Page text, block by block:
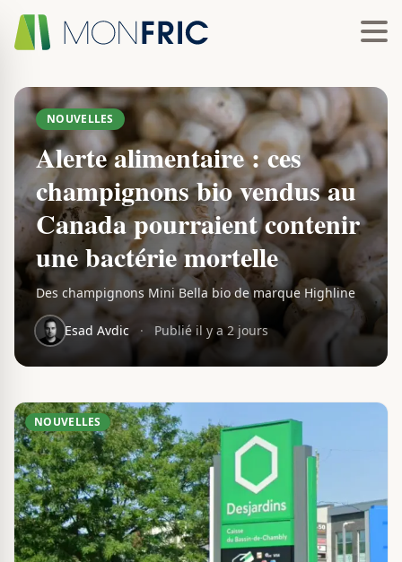
NOUVELLES
Alerte alimentaire : ces
champignons bio vendus au
Canada pourraient contenir
une bactérie mortelle
Des champignons Mini Bella bio de marque Highline
sont rappelés pour contamination à la Listeria
monocytogenes.
Esad Avdic · Publié il y a 2 jours
NOUVELLES